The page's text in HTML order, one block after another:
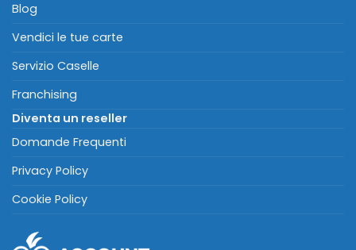
Blog
Vendici le tue carte
Servizio Caselle
Franchising
Diventa un reseller
Domande Frequenti
Privacy Policy
Cookie Policy